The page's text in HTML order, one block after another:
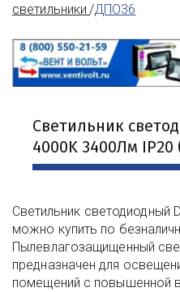
светильники /ДПО36
Светильник
4000K 3400Лм
Светильник светодиодный
можно купить по
Пылевлагозащищенный
предназначен для
помещений с повышенной